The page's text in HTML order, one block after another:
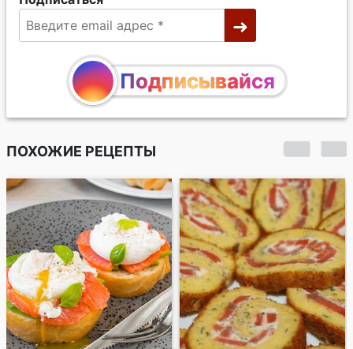
Подписывайся
ПОХОЖИЕ РЕЦЕПТЫ